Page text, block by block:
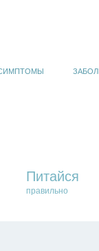
Питайся
правильно